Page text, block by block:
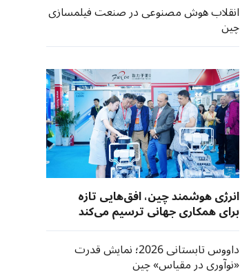
انقلاب هوش مصنوعی در صنعت فیلمسازی
چین
انرژی هوشمند چین، افق‌هایی تازه‌
برای همکاری جهانی ترسیم می‌کند
داووس تابستانی 2026؛ نمایش قدرت
«نوآوری در مقیاس» چین